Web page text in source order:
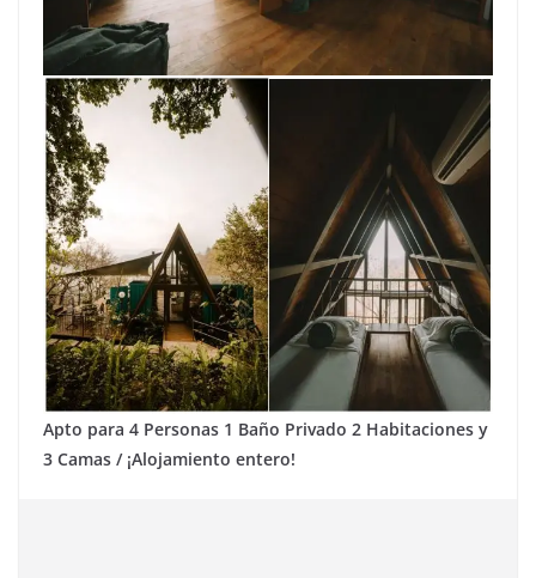
Apto para 4 Personas 1 Baño Privado 2 Habitaciones y
3 Camas / ¡Alojamiento entero!